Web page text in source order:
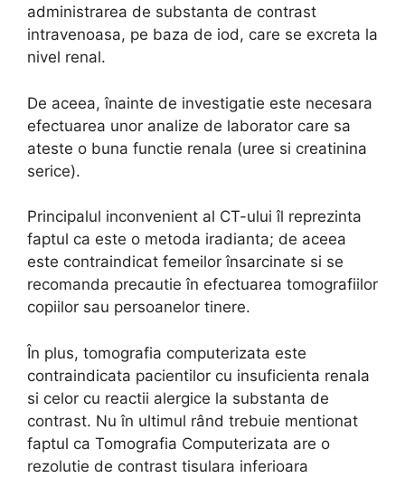
administrarea de substanta de contrast
intravenoasa, pe baza de iod, care se excreta la
nivel renal.
De aceea, înainte de investigatie este necesara
efectuarea unor analize de laborator care sa
ateste o buna functie renala (uree si creatinina
serice).
Principalul inconvenient al CT-ului îl reprezinta
faptul ca este o metoda iradianta; de aceea
este contraindicat femeilor însarcinate si se
recomanda precautie în efectuarea tomografiilor
copiilor sau persoanelor tinere.
În plus, tomografia computerizata este
contraindicata pacientilor cu insuficienta renala
si celor cu reactii alergice la substanta de
contrast. Nu în ultimul rând trebuie mentionat
faptul ca Tomografia Computerizata are o
rezolutie de contrast tisulara inferioara